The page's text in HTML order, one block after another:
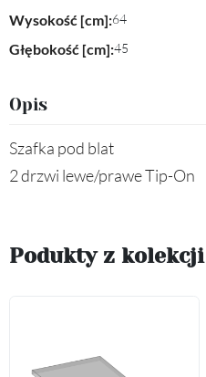
Wysokość [cm]:64
Głębokość [cm]:45
Opis
Szafka pod blat
2 drzwi lewe/prawe Tip-On
Podukty z kolekcji